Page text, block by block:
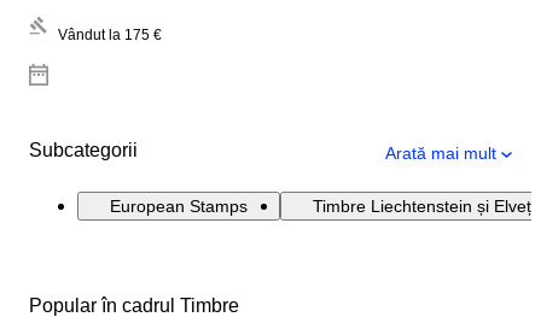
Vândut la 175 €
Subcategorii Arată mai mult
European Stamps Timbre Liechtenstein și
Popular în cadrul Timbre